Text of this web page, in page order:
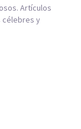
Artículos
célebres y